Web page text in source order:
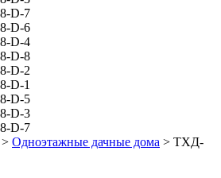
> Одноэтажные дачные дома > ТХД-